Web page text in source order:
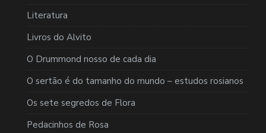
Literatura
Livros do Alvito
O Drummond nosso de cada dia
O sertão é do tamanho do mundo – estudos rosianos
Os sete segredos de Flora
Pedacinhos de Rosa